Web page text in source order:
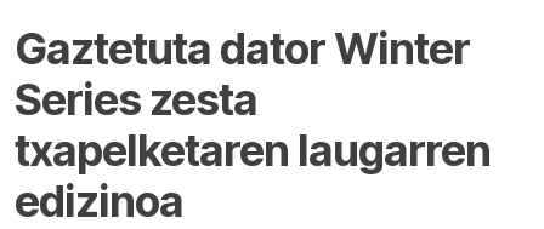
Gaztetuta dator Winter
Series zesta
txapelketaren laugarren
edizinoa